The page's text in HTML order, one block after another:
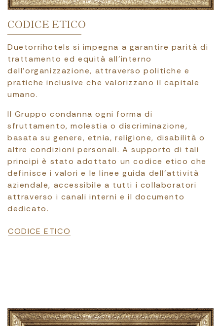
CODICE ETICO
Duetorrihotels si impegna a garantire parità di
trattamento ed equità all’interno
dell’organizzazione, attraverso politiche e
pratiche inclusive che valorizzano il capitale
umano.
Il Gruppo condanna ogni forma di
sfruttamento, molestia o discriminazione,
basata su genere, etnia, religione, disabilità o
altre condizioni personali. A supporto di tali
principi è stato adottato un codice etico che
definisce i valori e le linee guida dell’attività
aziendale, accessibile a tutti i collaboratori
attraverso i canali interni e il documento
dedicato.
File
CODICE ETICO